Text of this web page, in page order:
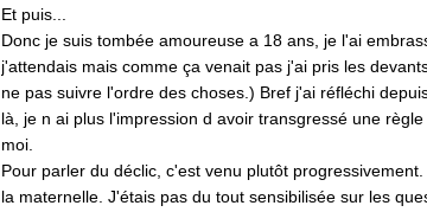
Et puis...
Donc je suis tombée amoureuse a 18 ans, je l'ai
j'attendais mais comme ça venait pas j'ai pris les
ne pas suivre l'ordre des choses.) Bref j'ai réfléchi
là, je n ai plus l'impression d avoir transgressé une
moi.
Pour parler du déclic, c'est venu plutôt
la maternelle. J'étais pas du tout sensibilisée sur les